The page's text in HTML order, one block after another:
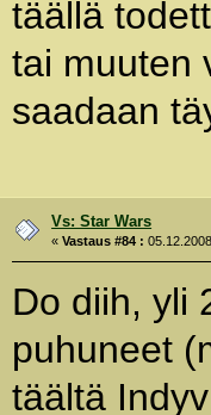
täällä
tai muuten
saadaan
Vs: Star Wars
«Vastaus #84 :
Do diih, yli
puhuneet
täältä